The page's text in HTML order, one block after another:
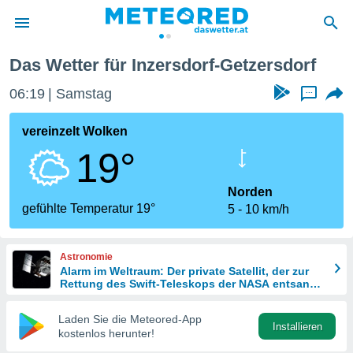
wurde
dass
sind.
diese
Das Wetter für Inzersdorf-Getzersdorf
06:19 Samstag ...
vereinzelt Wolken
19°
gefühlte Temperatur 19°
Norden
5
10 km/h
Astronomie
Alarm im Weltraum: Der private Satellit, der zur
Rettung des Swift-Teleskops der NASA entsandt
Laden Sie die Meteored-App
kostenlos herunter!
Installieren